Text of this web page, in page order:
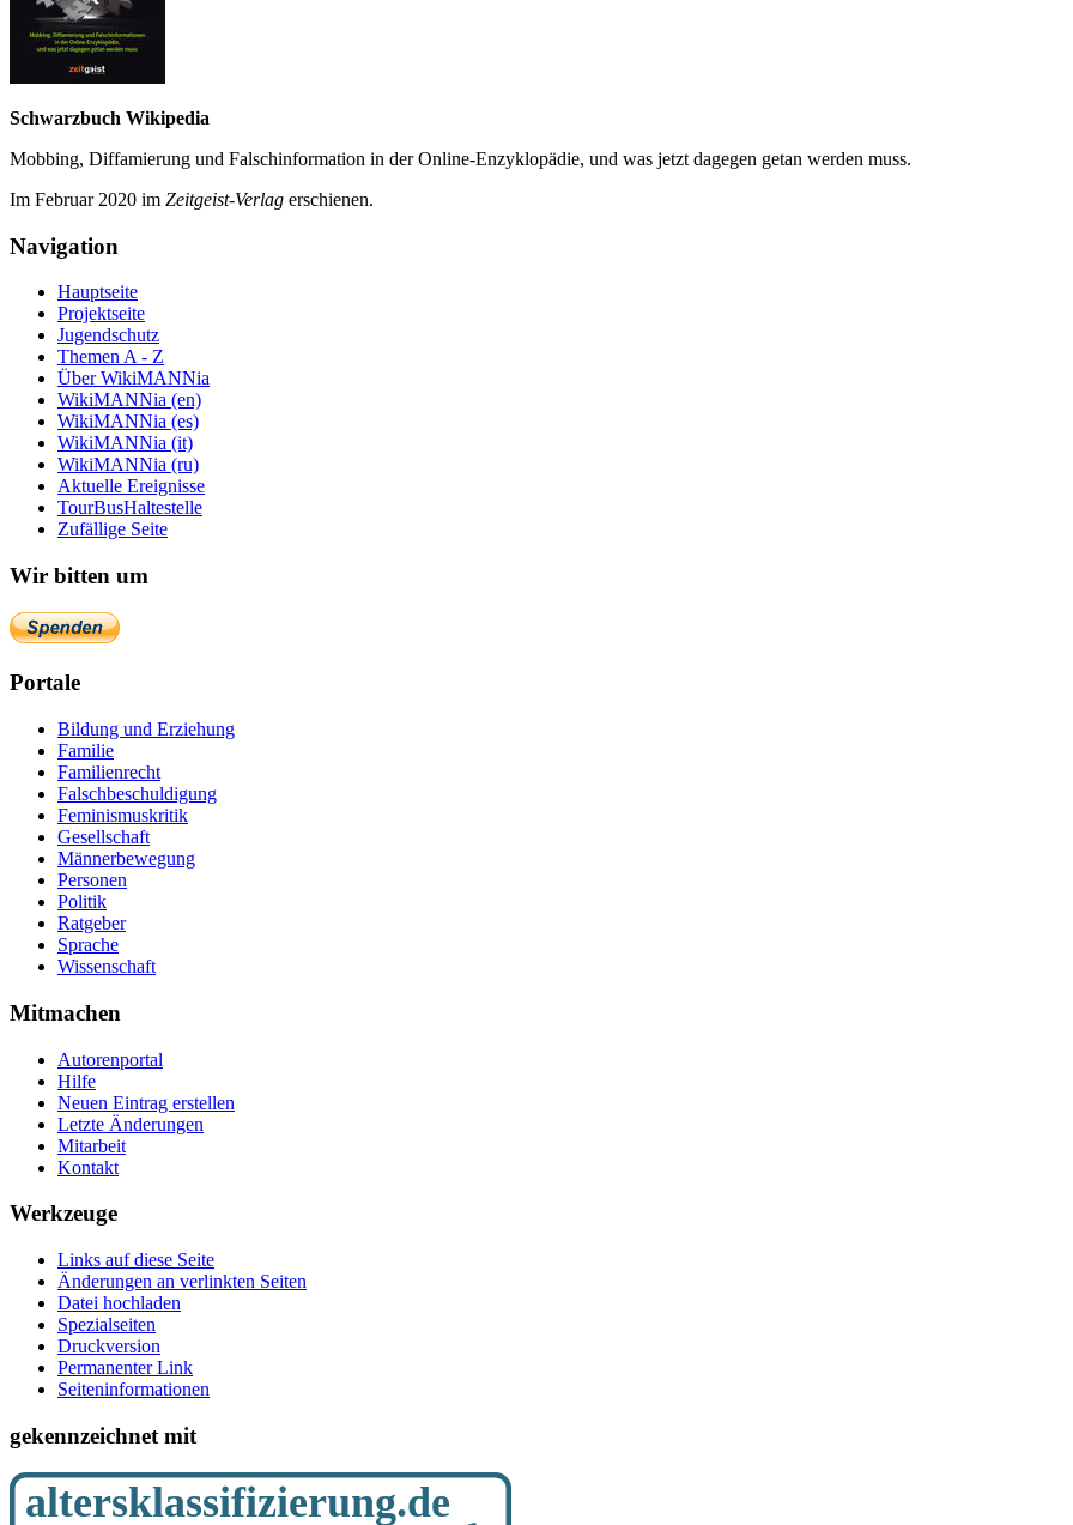
Schwarzbuch Wikipedia
Mobbing, Diffamierung und Falsch­information in der Online-Enzyklo­pädie, und was jetzt da­gegen getan werden muss.
Im Februar 2020 im Zeit­geist-Verlag erschienen.
Navigation
Hauptseite
Projektseite
Jugendschutz
Themen A - Z
Über WikiMANNia
WikiMANNia (en)
WikiMANNia (es)
WikiMANNia (it)
WikiMANNia (ru)
Aktuelle Ereignisse
TourBusHaltestelle
Zufällige Seite
Wir bitten um
Portale
Bildung und Erziehung
Familie
Familienrecht
Falschbeschuldigung
Feminismuskritik
Gesellschaft
Männerbewegung
Personen
Politik
Ratgeber
Sprache
Wissenschaft
Mitmachen
Autorenportal
Hilfe
Neuen Eintrag erstellen
Letzte Änderungen
Mitarbeit
Kontakt
Werkzeuge
Links auf diese Seite
Änderungen an verlinkten Seiten
Datei hochladen
Spezialseiten
Druckversion
Permanenter Link
Seiten­­informationen
gekennzeichnet mit